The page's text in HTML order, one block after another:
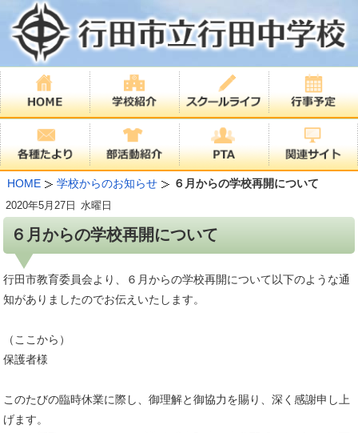
HOME 学校からのお知らせ ６月からの学校再開について
６月からの学校再開について
2020年5月27日 水曜日
行田市教育委員会より、６月からの学校再開について以下のような通
知がありましたのでお伝えいたします。
（ここから）
保護者様
このたびの臨時休業に際し、御理解と御協力を賜り、深く感謝申し上
げます。